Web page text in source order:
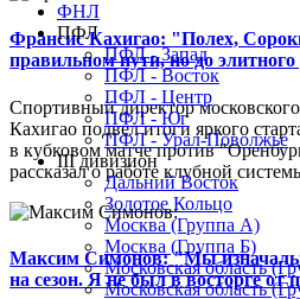
Франсис Кахигао: "Полех,
правильном пути, но до
Спортивный директор
Кахигао подвел итоги яркого
в кубковом матче против
рассказал о работе клубной
Максим Симонов: "Мы
на сезон. Я не был в восторге
ФНЛ
ПФЛ
ПФЛ - Запад
ПФЛ - Восток
ПФЛ - Центр
ПФЛ - Юг
ПФЛ - Урал-Поволжье
III дивизион
Дальний Восток
Золотое Кольцо
Москва (Группа А)
Москва (Группа Б)
Московская область
Московская область